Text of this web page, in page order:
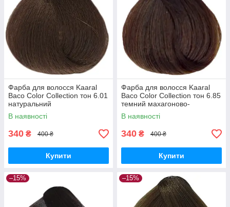
Фарба для волосся Kaaral
Baco Color Collection тон 6.01
натуральний
светлокаштановий
попелястий,100 мл
В наявності
340 ₴ 400 ₴
Купити
Фарба для волосся Kaaral
Baco Color Collection тон 6.85
темний махагоново-
коричневий блондин,100 мл
В наявності
340 ₴ 400 ₴
Купити
–15% –15%